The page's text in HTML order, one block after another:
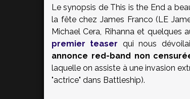
Le synopsis de This is the End a
la fête chez James Franco (LE
Michael Cera, Rihanna et quelques
premier teaser qui nous
annonce red-band non
laquelle on assiste à une invasion
"actrice" dans Battleship).